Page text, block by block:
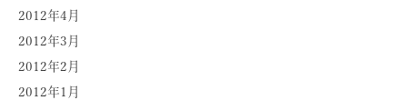
2012年4月
2012年3月
2012年2月
2012年1月